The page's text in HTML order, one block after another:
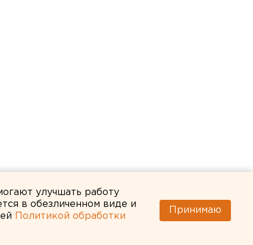
улучшать работу
в обезличенном виде и
Политикой обработки
Принимаю